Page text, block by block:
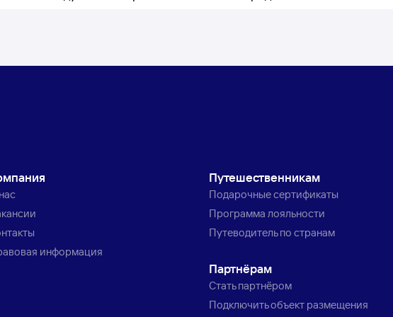
информация
Путешественникам
Подарочные сертификаты
Программа лояльности
Путеводитель по странам
Партнёрам
Стать партнёром
Подключить объект размещения